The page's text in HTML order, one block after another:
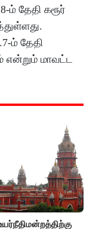
ம் தேதி கரூர்
ம் தேதி
என்றும் மாவட்ட